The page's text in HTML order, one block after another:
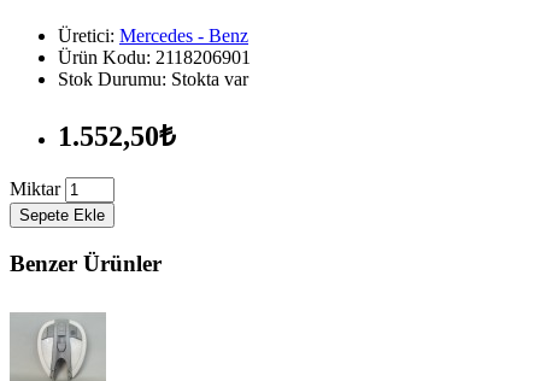
Üretici: Mercedes - Benz
Ürün Kodu: 2118206901
Stok Durumu: Stokta var
1.552,50₺
Miktar
Sepete Ekle
Benzer Ürünler